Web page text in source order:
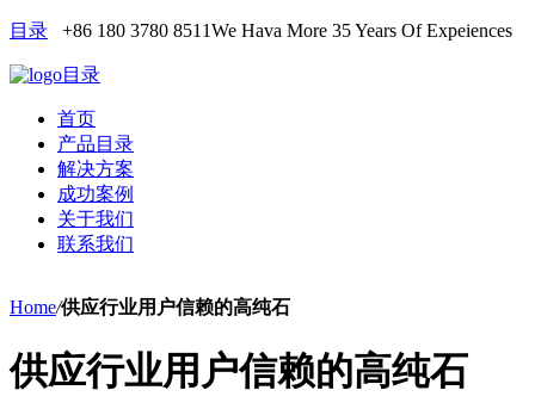
目录 +86 180 3780 8511We Hava More 35 Years Of Expeiences
目录
首页
产品目录
解决方案
成功案例
关于我们
联系我们
Home/供应行业用户信赖的高纯石
供应行业用户信赖的高纯石